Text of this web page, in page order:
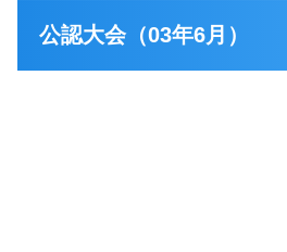
公認大会（03年6月）